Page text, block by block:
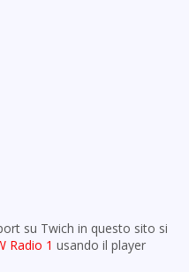
su Twich in questo sito si
Radio 1 usando il player